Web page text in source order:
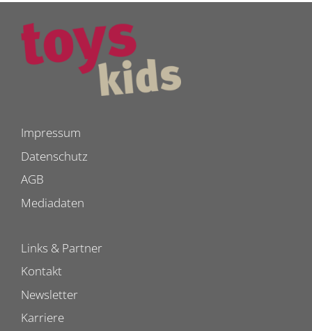
Impressum
Datenschutz
AGB
Mediadaten
Links & Partner
Kontakt
Newsletter
Karriere